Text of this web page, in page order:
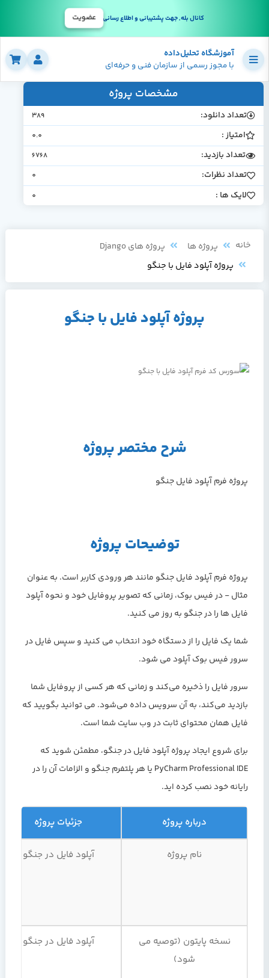
کانال بله, جهت پشتیبانی و اطلاع رسانی عضویت
آموزشگاه تحلیل‌داده
با مجوز رسمی از سازمان فنی و حرفه‌ای
مشخصات پروژه
تعداد دانلود: 389
امتیاز : 0.0
تعداد بازدید: 6768
تعداد نظرات: 0
لایک ها : 0
خانه پروژه ها
پروژه های Django
پروژه آپلود فایل با جنگو
پروژه آپلود فایل با جنگو
شرح مختصر پروژه
پروژه فرم آپلود فایل جنگو
توضیحات پروژه
پروژه فرم آپلود فایل جنگو مانند هر ورودی کاربر است. به عنوان
مثال - در فیس بوک، زمانی که تصویر پروفایل خود و نحوه آپلود
فایل ها را در جنگو به روز می کنید.
شما یک فایل را از دستگاه خود انتخاب می کنید و سپس فایل در
سرور فیس بوک آپلود می شود.
سرور فایل را ذخیره می‌کند و زمانی که هر کسی از پروفایل شما
بازدید می‌کند، به آن سرویس داده می‌شود. می توانید بگویید که
فایل همان محتوای ثابت در وب سایت شما است.
برای شروع ایجاد پروژه آپلود فایل در جنگو، مطمئن شوید که
PyCharm Professional IDE یا هر پلتفرم جنگو و الزامات آن را در
رایانه خود نصب کرده اید.
درباره پروژه جزئیات پروژه
نام پروژه آپلود فایل در جنگو
نسخه پایتون (توصیه می
شود)
آپلود فایل در جنگو